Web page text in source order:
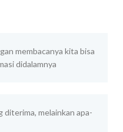
membacanya kita bisa
didalamnya
diterima, melainkan apa-